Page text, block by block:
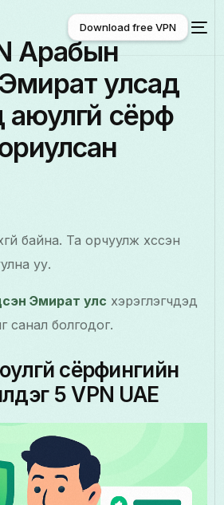
free VPN
Download free VPN
Арабын
улсад
сёрф
байна. Та орчуулж хүссэн
уу.
Эмират улс хэрэглэгчдэд
санал болгодог.
сёрфингийн
5 VPN UAE